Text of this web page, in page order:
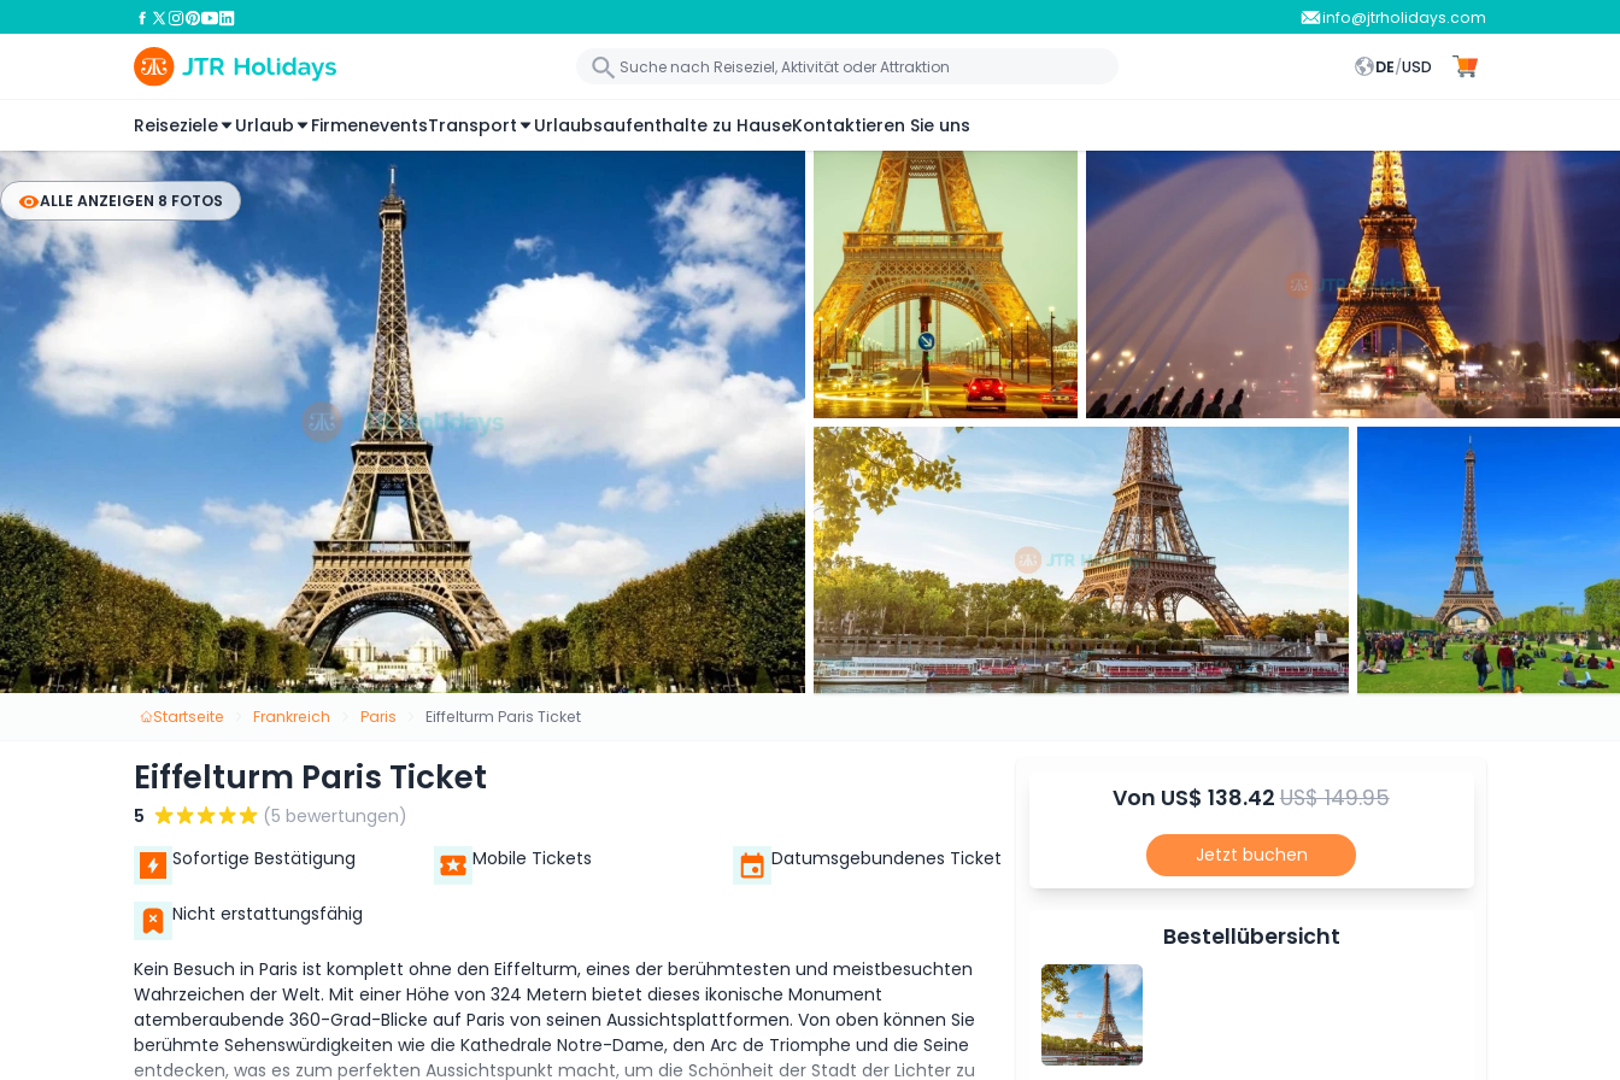
info@jtrholidays.com
DE/USD
Reiseziele Urlaub FirmeneventsTransport Urlaubsaufenthalte zu HauseKontaktieren Sie uns
ALLE ANZEIGEN 8 FOTOS
Startseite Frankreich Paris Eiffelturm Paris Ticket
Eiffelturm Paris Ticket
5
(5 bewertungen)
Sofortige Bestätigung
Mobile Tickets Datumsgebundenes Ticket
Nicht erstattungsfähig
Kein Besuch in Paris ist komplett ohne den Eiffelturm, eines der berühmtesten und meistbesuchten
Wahrzeichen der Welt. Mit einer Höhe von 324 Metern bietet dieses ikonische Monument
atemberaubende 360-Grad-Blicke auf Paris von seinen Aussichtsplattformen. Von oben können Sie
berühmte Sehenswürdigkeiten wie die Kathedrale Notre-Dame, den Arc de Triomphe und die Seine
entdecken, was es zum perfekten Aussichtspunkt macht, um die Schönheit der Stadt der Lichter zu
Von US$ 138.42US$ 149.95
Jetzt buchen
Bestellübersicht